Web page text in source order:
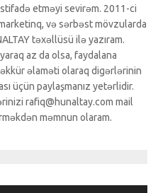
etməyi sevirəm. 2011-ci
və sərbəst mövzularda
təxəllüsü ilə yazıram.
az da olsa, faydalana
əlaməti olaraq digərlərinin
üçün paylaşmanız yetərlidir.
rafiq@hunaltay.com mail
məmnun olaram.